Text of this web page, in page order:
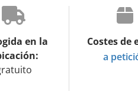
en la
Costes de
a